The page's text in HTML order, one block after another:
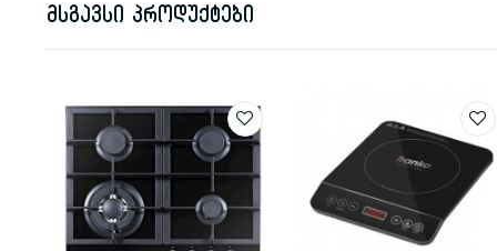
მსგავსი პროდუქტები